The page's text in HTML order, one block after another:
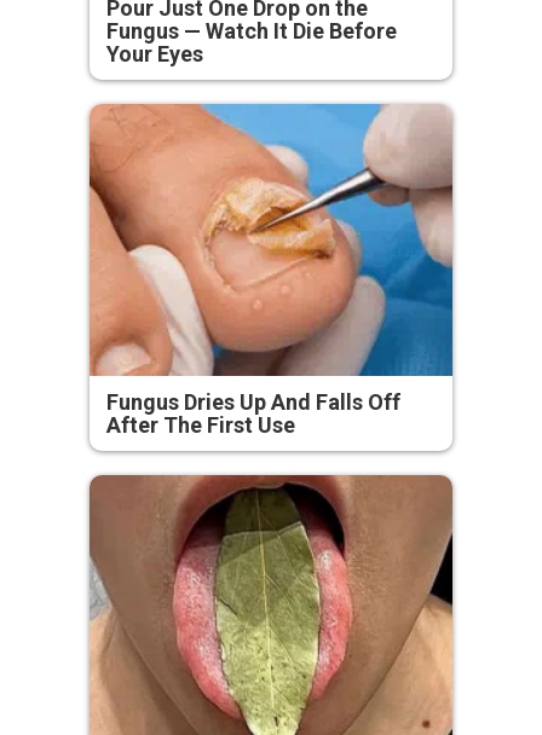
Pour Just One Drop on the
Fungus — Watch It Die Before
Your Eyes
Fungus Dries Up And Falls Off
After The First Use